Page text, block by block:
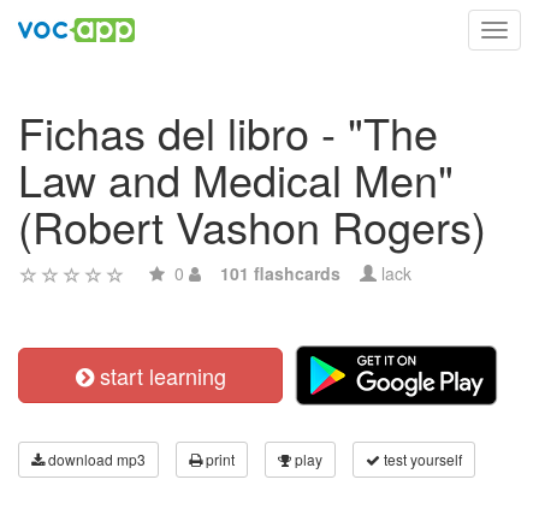
Fichas del libro - "The
Law and Medical Men"
(Robert Vashon Rogers)
0 101 flashcards lack
start learning
download mp3 print play test yourself